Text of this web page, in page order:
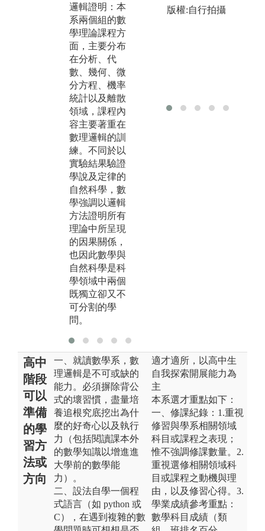
邏輯證明：本
系兩個組的數
學理論課程方
面，主要分布
在分析、代
數、幾何、微
分方程、機率
統計以及離散
領域，課程內
容主要著重在
數理邏輯的訓
練。不同於以
實驗結果驗證
學說及定律的
自然科學，數
學強調以邏輯
方法證明所有
理論中所呈現
的因果關係，
也因此數學與
自然科學是科
學領域中兩個
既獨立卻又不
可分割的學
問。
配：本系計算
腦的快速計算
版權:自行拍攝
高中
階段
可以
準備
的學
習方
法或
方向
一、就讀數學系，數
理邏輯是不可或缺的
能力。必須摒除背公
式的壞習慣，盡量培
養追根究底挖出為什
麼的好奇心以及執行
力（包括閱讀課本外
的數學知識以增進進
大學前的數學能
力）。
二、設法自學一個程
式語言（如 python 或
C），在遇到複雜的數
適才適所，以高中生
自我探索開展能力為
主
本系選才重點如下：
一、修課紀錄： 1.重視
修習與學系相關領域
科目或課程之表現；
惟不強調修課數量。 2.
重視選修相關領域科
目或課程之動機與理
由，以及修習心得。 3.
學業成績參考重點：
數學科目成績（類